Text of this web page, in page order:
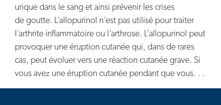
urique dans le sang et ainsi prévenir les crises
de goutte. L’allopurinol n’est pas utilisé pour traiter
l’arthrite inflammatoire ou l’arthrose. L’allopurinol peut
provoquer une éruption cutanée qui, dans de rares
cas, peut évoluer vers une réaction cutanée grave. Si
vous avez une éruption cutanée pendant que vous. . .